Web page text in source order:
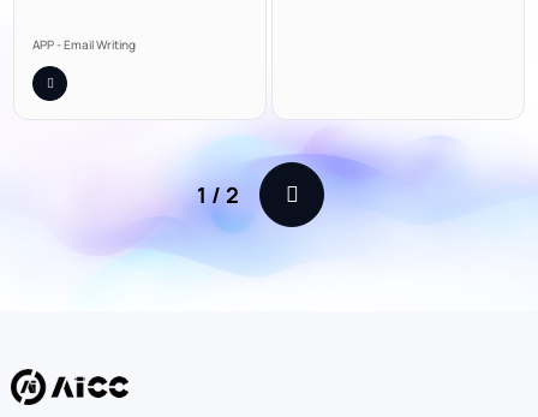
APP - Email Writing
1 / 2